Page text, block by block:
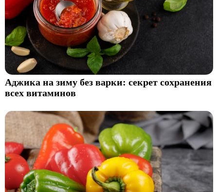
Аджика на зиму без варки: секрет сохранения
всех витаминов